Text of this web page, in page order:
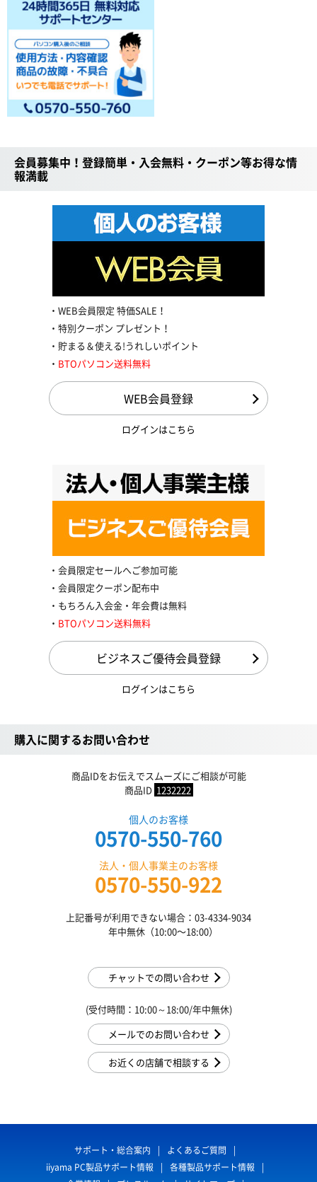
会員募集中！登録簡単・入会無料・クーポン等お得な情
報満載
WEB会員限定 特価SALE！
特別クーポン プレゼント！
貯まる＆使える!うれしいポイント
BTOパソコン送料無料
WEB会員登録
ログインはこちら
会員限定セールへご参加可能
会員限定クーポン配布中
もちろん入会金・年会費は無料
BTOパソコン送料無料
ビジネスご優待会員登録
ログインはこちら
購入に関するお問い合わせ
商品IDをお伝えでスムーズにご相談が可能
商品ID 1232222
個人のお客様
0570-550-760
法人・個人事業主のお客様
0570-550-922
上記番号が利用できない場合：03-4334-9034
年中無休（10:00〜18:00）
チャットでの問い合わせ
(受付時間：10:00～18:00/年中無休)
メールでのお問い合わせ
お近くの店舗で相談する
サポート・総合案内
よくあるご質問
iiyama PC製品サポート情報
各種製品サポート情報